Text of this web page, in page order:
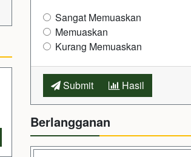
Sangat Memuaskan
Memuaskan
Kurang Memuaskan
Submit Hasil
Berlangganan